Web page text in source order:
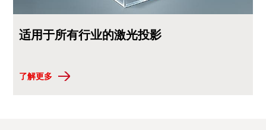
适用于所有行业的激光投影
了解更多